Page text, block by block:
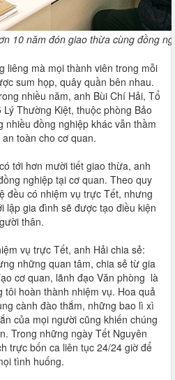
10 năm đón giao thừa cùng đồng
liêng mà mọi thành viên trong mỗi
sum họp, quây quần bên nhau.
nhiều năm, anh Bùi Chí Hải, Tổ
Thường Kiệt, thuộc phòng Bảo
nhiều đồng nghiệp khác vẫn thầm
toàn cho cơ quan.
tới hơn mười tiết giao thừa, anh
nghiệp tại cơ quan. Theo quy
đều có nhiệm vụ trực Tết, nhưng
lập gia đình sẽ được tạo điều kiện
thân.
vụ trực Tết, anh Hải chia sẻ:
những quan tâm, chia sẻ từ gia
cơ quan, lãnh đạo Văn phòng là
tôi hoàn thành nhiệm vụ. Hoa quả
cành đào thắm, những bao lì xì
của mọi người cũng khiến chúng
Trong những ngày Tết Nguyên
trực bốn ca liên tục 24/24 giờ để
tình huống.